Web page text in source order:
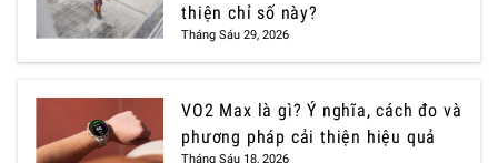
thiện chỉ số này?
Tháng Sáu 29, 2026
VO2 Max là gì? Ý nghĩa, cách đo và
phương pháp cải thiện hiệu quả
Tháng Sáu 18, 2026